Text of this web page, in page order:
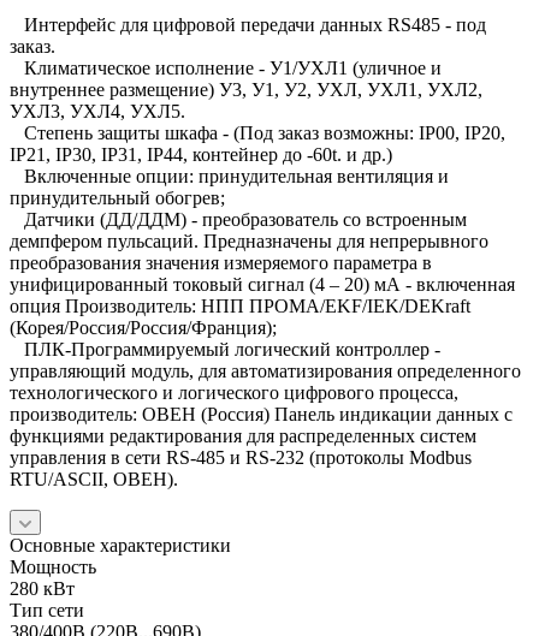
Интерфейс для цифровой передачи данных RS485 - под
заказ.
Климатическое исполнение - У1/УХЛ1 (уличное и
внутреннее размещение) У3, У1, У2, УХЛ, УХЛ1, УХЛ2,
УХЛ3, УХЛ4, УХЛ5.
Степень защиты шкафа - (Под заказ возможны: IP00, IP20,
IP21, IP30, IP31, IP44, контейнер до -60t. и др.)
Включенные опции: принудительная вентиляция и
принудительный обогрев;
Датчики (ДД/ДДМ) - преобразователь со встроенным
демпфером пульсаций. Предназначены для непрерывного
преобразования значения измеряемого параметра в
унифицированный токовый сигнал (4 – 20) мА - включенная
опция Производитель: НПП ПРОМА/EKF/IEK/DEKraft
(Корея/Россия/Россия/Франция);
ПЛК-Программируемый логический контроллер -
управляющий модуль, для автоматизирования определенного
технологического и логического цифрового процесса,
производитель: ОВЕН (Россия) Панель индикации данных с
функциями редактирования для распределенных систем
управления в сети RS-485 и RS-232 (протоколы Modbus
RTU/ASCII, ОВЕН).
Основные характеристики
Мощность
280 кВт
Тип сети
380/400В (220В...690В)